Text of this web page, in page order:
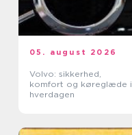
05. august 2026
Volvo: sikkerhed,
komfort og køreglæde i
hverdagen